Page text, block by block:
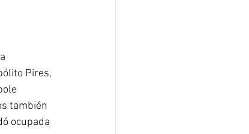
Pires,
también
ocupada